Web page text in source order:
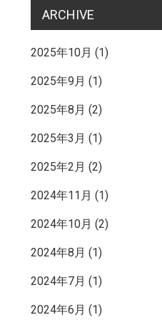
ARCHIVE
2025年10月 (1)
2025年9月 (1)
2025年8月 (2)
2025年3月 (1)
2025年2月 (2)
2024年11月 (1)
2024年10月 (2)
2024年8月 (1)
2024年7月 (1)
2024年6月 (1)